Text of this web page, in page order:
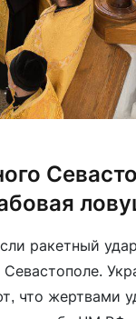
ракетный
что жертвами